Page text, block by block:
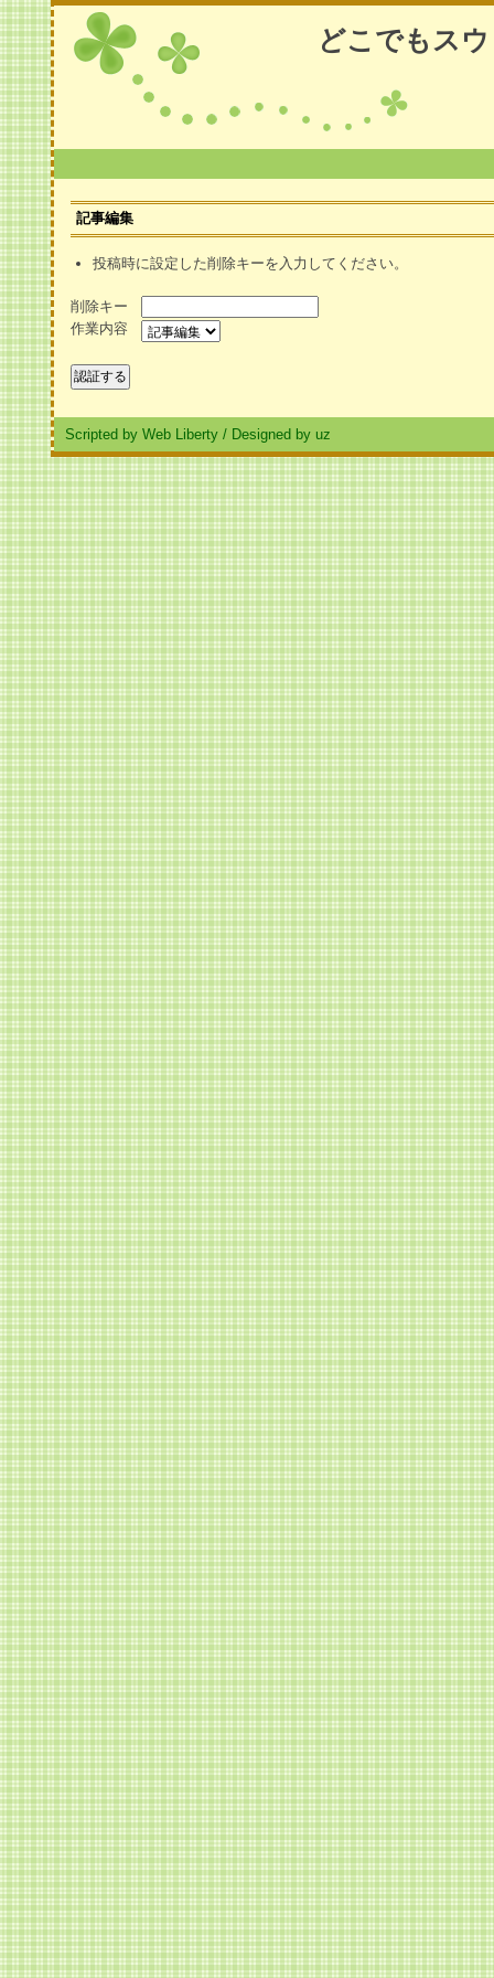
どこでもス
記事編集
投稿時に設定した削除キーを入力してください。
削除キー
作業内容
Scripted by Web Liberty / Designed by uz